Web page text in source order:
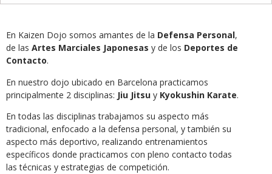
En Kaizen Dojo somos amantes de la Defensa Personal,
de las Artes Marciales Japonesas y de los Deportes de
Contacto.
En nuestro dojo ubicado en Barcelona practicamos
principalmente 2 disciplinas: Jiu Jitsu y Kyokushin Karate.
En todas las disciplinas trabajamos su aspecto más
tradicional, enfocado a la defensa personal, y también su
aspecto más deportivo, realizando entrenamientos
específicos donde practicamos con pleno contacto todas
las técnicas y estrategias de competición.